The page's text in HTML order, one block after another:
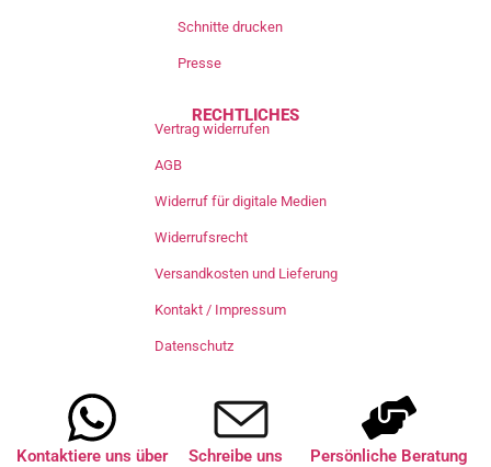
Schnitte drucken
Presse
RECHTLICHES
Vertrag widerrufen
AGB
Widerruf für digitale Medien
Widerrufsrecht
Versandkosten und Lieferung
Kontakt / Impressum
Datenschutz
Kontaktiere uns über
Schreibe uns
Persönliche Beratung